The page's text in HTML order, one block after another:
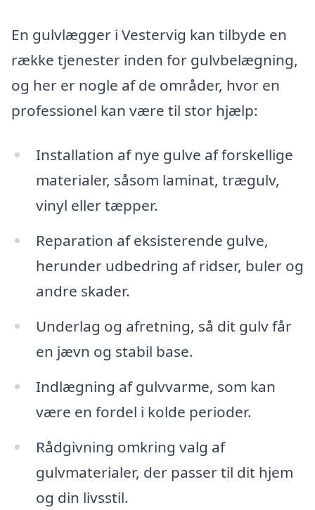
En gulvlægger i Vestervig kan tilbyde en
række tjenester inden for gulvbelægning,
og her er nogle af de områder, hvor en
professionel kan være til stor hjælp:
Installation af nye gulve af forskellige
materialer, såsom laminat, trægulv,
vinyl eller tæpper.
Reparation af eksisterende gulve,
herunder udbedring af ridser, buler og
andre skader.
Underlag og afretning, så dit gulv får
en jævn og stabil base.
Indlægning af gulvvarme, som kan
være en fordel i kolde perioder.
Rådgivning omkring valg af
gulvmaterialer, der passer til dit hjem
og din livsstil.